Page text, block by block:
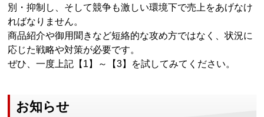
別・抑制し、そして競争も激しい環境下で売上をあげなけ
ればなりません。
商品紹介や御用聞きなど短絡的な攻め方ではなく、状況に
応じた戦略や対策が必要です。
ぜひ、一度上記【1】～【3】を試してみてください。
お知らせ